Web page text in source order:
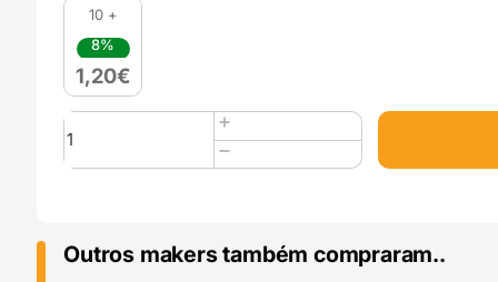
10 +
8%
1,20€
Quantidade
de
0.3mm
MK10
-
Outros makers também compraram..